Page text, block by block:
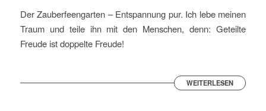
Der Zauberfeengarten – Entspannung pur. Ich lebe meinen
Traum und teile ihn mit den Menschen, denn: Geteilte
Freude ist doppelte Freude!
WEITERLESEN